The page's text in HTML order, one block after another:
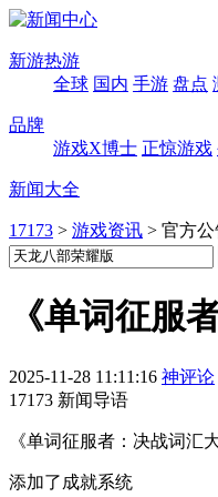
新游热游
全球 国内 手游 盘点
品牌
游戏X博士 正惊游戏
新闻大全
17173 > 游戏资讯 > 官方公
《单词征服
2025-11-28 11:11:16 神评论
17173 新闻导语
《单词征服者：决战词汇
添加了成就系统